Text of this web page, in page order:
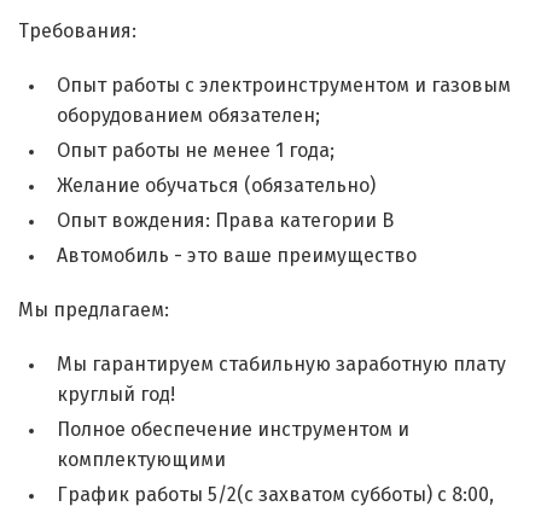
Требования:
Опыт работы с электроинструментом и газовым
оборудованием обязателен;
Опыт работы не менее 1 года;
Желание обучаться (обязательно)
Опыт вождения: Права категории B
Автомобиль - это ваше преимущество
Мы предлагаем:
Мы гарантируем стабильную заработную плату
круглый год!
Полное обеспечение инструментом и
комплектующими
График работы 5/2(с захватом субботы) с 8:00,